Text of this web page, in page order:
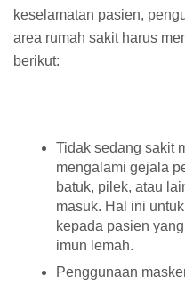
keselamatan pasien,
area rumah sakit harus
berikut:
Tidak sedang sakit
mengalami gejala
batuk, pilek, atau
masuk. Hal ini
kepada pasien
imun lemah.
Penggunaan